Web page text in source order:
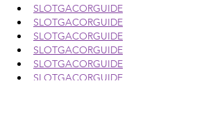
SLOTGACORGUIDE
SLOTGACORGUIDE
SLOTGACORGUIDE
SLOTGACORGUIDE
SLOTGACORGUIDE
SLOTGACORGUIDE